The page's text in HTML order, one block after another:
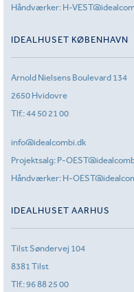
Håndværker: H-
IDEALHUSET KØBENHAVN
Arnold Nielsens Boulevard 134
2650 Hvidovre
Tlf.:44 50 21 00
info@idealcombi.dk
Projektsalg: P-
Håndværker: H-
IDEALHUSET AARHUS
Tilst Søndervej 104
8381 Tilst
Tlf.:96 88 25 00